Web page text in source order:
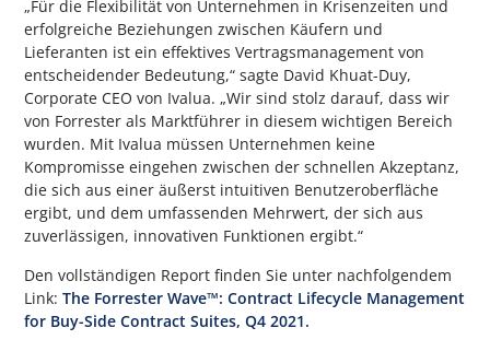
„Für die Flexibilität von Unternehmen in Krisenzeiten und
erfolgreiche Beziehungen zwischen Käufern und
Lieferanten ist ein effektives Vertragsmanagement von
entscheidender Bedeutung,“ sagte David Khuat-Duy,
Corporate CEO von Ivalua. „Wir sind stolz darauf, dass wir
von Forrester als Marktführer in diesem wichtigen Bereich
wurden. Mit Ivalua müssen Unternehmen keine
Kompromisse eingehen zwischen der schnellen Akzeptanz,
die sich aus einer äußerst intuitiven Benutzeroberfläche
ergibt, und dem umfassenden Mehrwert, der sich aus
zuverlässigen, innovativen Funktionen ergibt.“
Den vollständigen Report finden Sie unter nachfolgendem
Link:The Forrester Wave™: Contract Lifecycle Management
for Buy-Side Contract Suites, Q4 2021.